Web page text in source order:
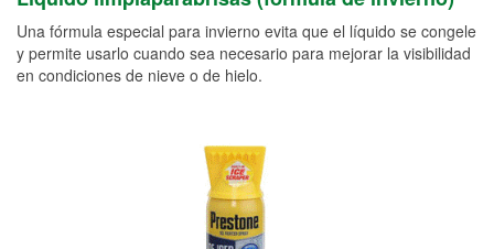
Una fórmula especial para invierno evita que el líquido se congele
y permite usarlo cuando sea necesario para mejorar la visibilidad
en condiciones de nieve o de hielo.